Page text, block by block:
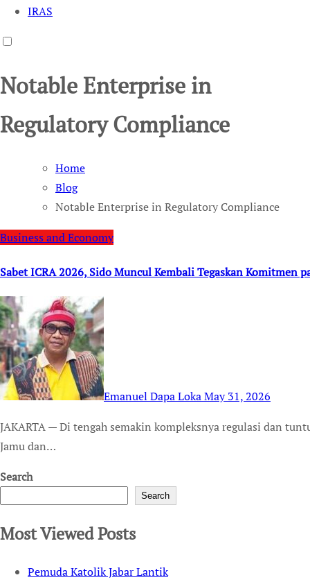
IRAS
Notable Enterprise in
Regulatory Compliance
Home
Blog
Notable Enterprise in Regulatory Compliance
Business and Economy
Sabet ICRA 2026, Sido Muncul Kembali Tegaskan Komitmen
Emanuel Dapa LokaMay 31, 2026
JAKARTA — Di tengah semakin kompleksnya regulasi dan tuntutan tata kelola perusahaan yang baik, PT Industri
Jamu dan…
Search
Search
Most Viewed Posts
Pemuda Katolik Jabar Lantik